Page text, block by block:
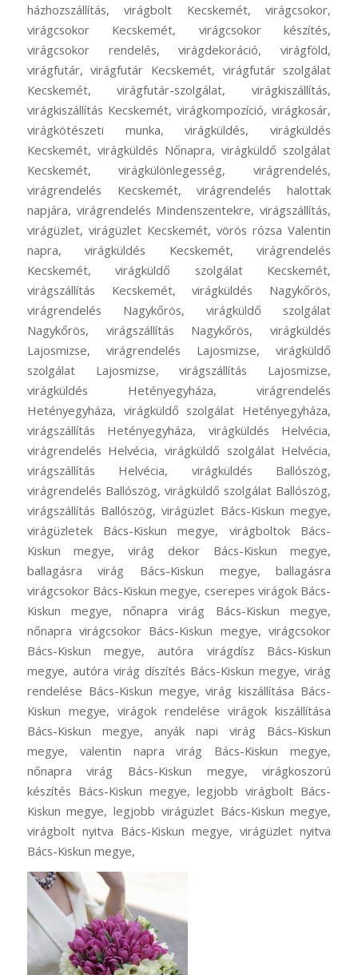
házhozszállítás, virágbolt Kecskemét, virágcsokor,
virágcsokor Kecskemét, virágcsokor készítés,
virágcsokor rendelés, virágdekoráció, virágföld,
virágfutár, virágfutár Kecskemét, virágfutár szolgálat
Kecskemét, virágfutár-szolgálat, virágkiszállítás,
virágkiszállítás Kecskemét, virágkompozíció, virágkosár,
virágkötészeti munka, virágküldés, virágküldés
Kecskemét, virágküldés Nőnapra, virágküldő szolgálat
Kecskemét, virágkülönlegesség, virágrendelés,
virágrendelés Kecskemét, virágrendelés halottak
napjára, virágrendelés Mindenszentekre, virágszállítás,
virágüzlet, virágüzlet Kecskemét, vörös rózsa Valentin
napra, virágküldés Kecskemét, virágrendelés
Kecskemét, virágküldő szolgálat Kecskemét,
virágszállítás Kecskemét, virágküldés Nagykőrös,
virágrendelés Nagykőrös, virágküldő szolgálat
Nagykőrös, virágszállítás Nagykőrös, virágküldés
Lajosmizse, virágrendelés Lajosmizse, virágküldő
szolgálat Lajosmizse, virágszállítás Lajosmizse,
virágküldés Hetényegyháza, virágrendelés
Hetényegyháza, virágküldő szolgálat Hetényegyháza,
virágszállítás Hetényegyháza, virágküldés Helvécia,
virágrendelés Helvécia, virágküldő szolgálat Helvécia,
virágszállítás Helvécia, virágküldés Ballószög,
virágrendelés Ballószög, virágküldő szolgálat Ballószög,
virágszállítás Ballószög, virágüzlet Bács-Kiskun megye,
virágüzletek Bács-Kiskun megye, virágboltok Bács-
Kiskun megye, virág dekor Bács-Kiskun megye,
ballagásra virág Bács-Kiskun megye, ballagásra
virágcsokor Bács-Kiskun megye, cserepes virágok Bács-
Kiskun megye, nőnapra virág Bács-Kiskun megye,
nőnapra virágcsokor Bács-Kiskun megye, virágcsokor
Bács-Kiskun megye, autóra virágdísz Bács-Kiskun
megye, autóra virág díszítés Bács-Kiskun megye, virág
rendelése Bács-Kiskun megye, virág kiszállítása Bács-
Kiskun megye, virágok rendelése virágok kiszállítása
Bács-Kiskun megye, anyák napi virág Bács-Kiskun
megye, valentin napra virág Bács-Kiskun megye,
nőnapra virág Bács-Kiskun megye, virágkoszorú
készítés Bács-Kiskun megye, legjobb virágbolt Bács-
Kiskun megye, legjobb virágüzlet Bács-Kiskun megye,
virágbolt nyitva Bács-Kiskun megye, virágüzlet nyitva
Bács-Kiskun megye,